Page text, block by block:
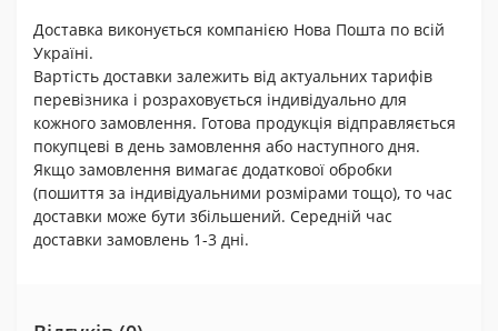
Доставка виконується компанією Нова Пошта по всій
Україні.
Вартість доставки залежить від актуальних тарифів
перевізника і розраховується індивідуально для
кожного замовлення. Готова продукція відправляється
покупцеві в день замовлення або наступного дня.
Якщо замовлення вимагає додаткової обробки
(пошиття за індивідуальними розмірами тощо), то час
доставки може бути збільшений. Середній час
доставки замовлень 1-3 дні.